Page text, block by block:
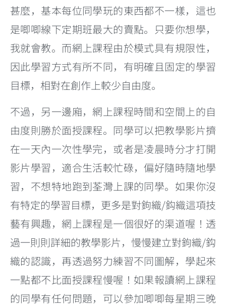
甚麼，基本每位同學玩的東西都不一樣，這也
是唧唧線下定期班最大的賣點。只要你想學，
我就會教。而網上課程由於模式具有規限性，
因此學習方式有所不同，有明確且固定的學習
目標，相對在創作上較少自由度。
不過，另一邊廂，網上課程時間和空間上的自
由度則勝於面授課程。同學可以把教學影片擠
在一天內一次性學完，或者是凌晨時分才打開
影片學習，適合生活較忙碌，偏好隨時隨地學
習，不想特地跑到荃灣上課的同學。如果你沒
有特定的學習目標，更多是對鉤織/鈎織這項技
藝有興趣，網上課程是一個很好的渠道喔！透
過一則則詳細的教學影片，慢慢建立對鉤織/鈎
織的認識，再透過努力練習不同圖解，學起來
一點都不比面授課程慢喔！如果報讀網上課程
的同學有任何問題，可以參加唧唧每星期三晚